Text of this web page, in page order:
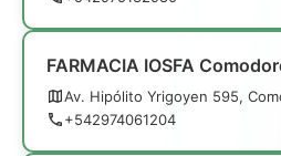
FARMACIA IOSFA
Av. Hipólito Yrigoyen 595,
+542974061204